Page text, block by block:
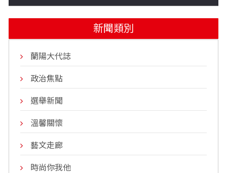
新聞類別
蘭陽大代誌
政治焦點
選舉新聞
溫馨關懷
藝文走廊
時尚你我他